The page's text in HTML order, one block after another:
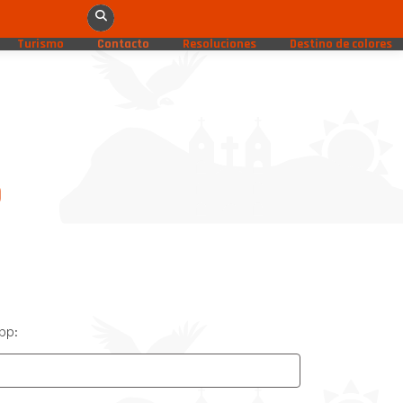
Turismo Contacto Resoluciones Destino de colores